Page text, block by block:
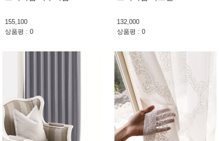
155,100
상품평 : 0
132,000
상품평 : 0